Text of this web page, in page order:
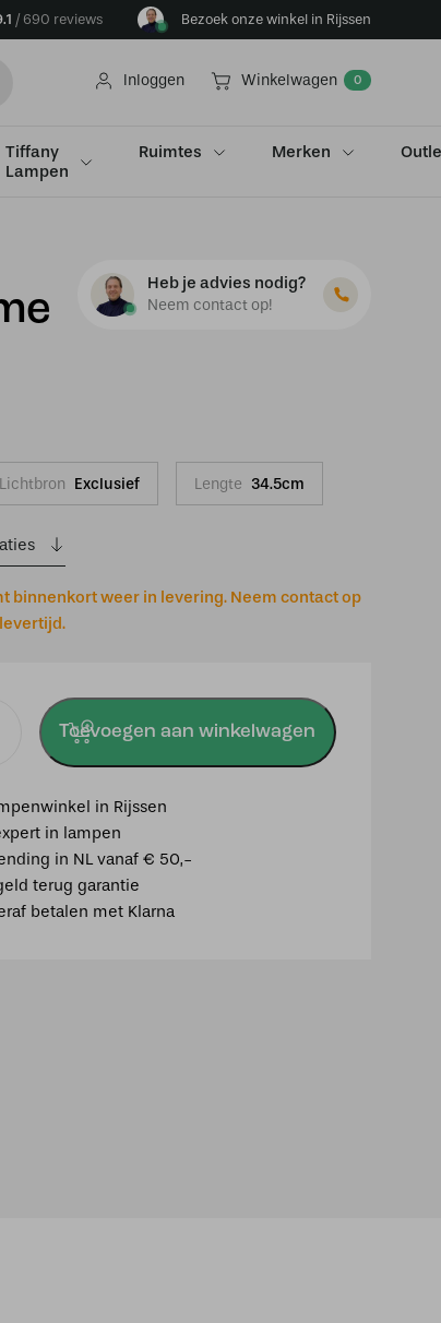
690 reviews Bezoek onze winkel in Rijssen
Inloggen Winkelwagen 0
Tiffany
Lampen
Ruimtes Merken
Heb je advies nodig?
Neem contact op!
binnenkort weer in levering. Neem contact op
Lichtbron Exclusief Lengte 34.5cm
Toevoegen aan winkelwagen
in Rijssen
in lampen
in NL vanaf € 50,-
terug garantie
betalen met Klarna